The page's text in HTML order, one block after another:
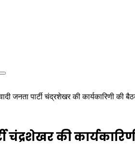
जनता पार्टी चंद्रशेखर की कार्यकारिणी की
चंद्रशेखर की